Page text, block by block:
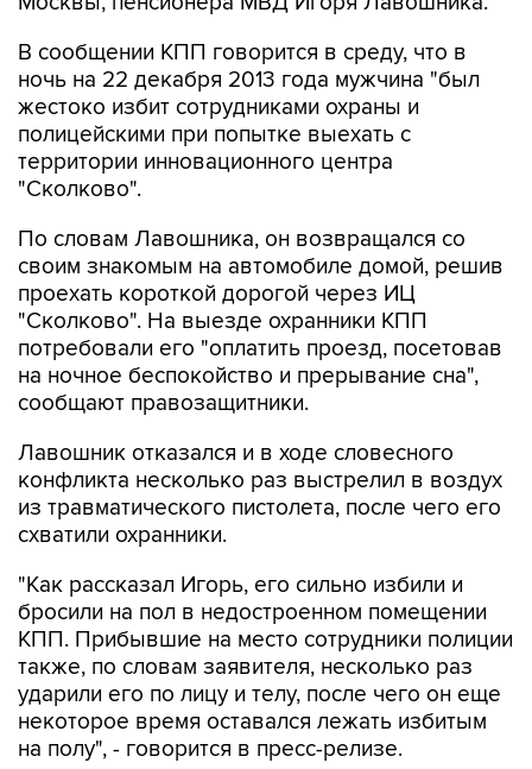
В сообщении КПП говорится в среду, что в
ночь на 22 декабря 2013 года мужчина "был
жестоко избит сотрудниками охраны и
полицейскими при попытке выехать с
территории инновационного центра
"Сколково".
По словам Лавошника, он возвращался со
своим знакомым на автомобиле домой, решив
проехать короткой дорогой через ИЦ
"Сколково". На выезде охранники КПП
потребовали его "оплатить проезд, посетовав
на ночное беспокойство и прерывание сна",
сообщают правозащитники.
Лавошник отказался и в ходе словесного
конфликта несколько раз выстрелил в воздух
из травматического пистолета, после чего его
схватили охранники.
"Как рассказал Игорь, его сильно избили и
бросили на пол в недостроенном помещении
КПП. Прибывшие на место сотрудники полиции
также, по словам заявителя, несколько раз
ударили его по лицу и телу, после чего он еще
некоторое время оставался лежать избитым
на полу", - говорится в пресс-релизе.